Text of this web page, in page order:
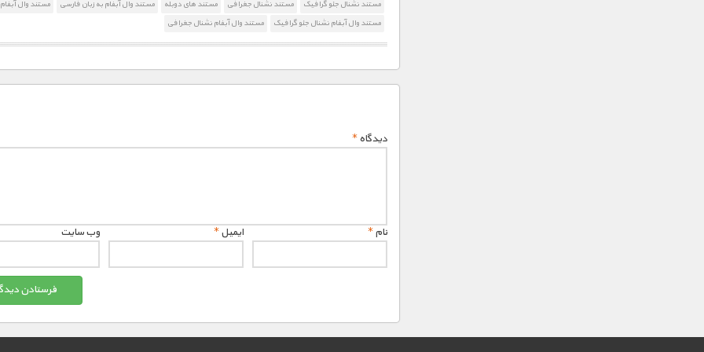
مستند نشنال جئو گرافیک
مستند نشنال جغرافی مستند های دوبله مستند وال آبفام به زبان فارسی
مستند وال
مستند وال آبفام نشنال جئو گرافیک
مستند وال آبفام نشنال جغرافی
دیدگاه*
نام* ایمیل* وب‌ سایت